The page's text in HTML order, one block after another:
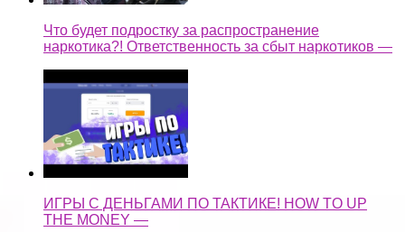
ИГРЫ С ДЕНЬГАМИ ПО ТАКТИКЕ! HOW TO UP
THE MONEY —